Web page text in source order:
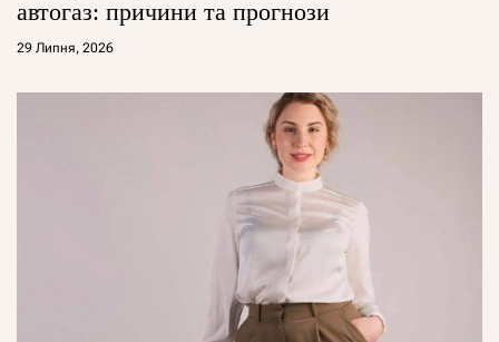
автогаз: причини та прогнози
29 Липня, 2026